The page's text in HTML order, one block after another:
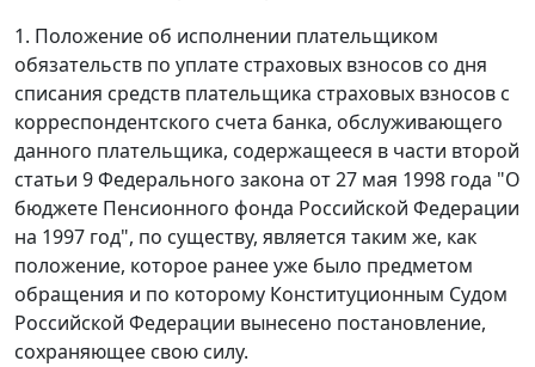
1. Положение об исполнении плательщиком
обязательств по уплате страховых взносов со дня
списания средств плательщика страховых взносов с
корреспондентского счета банка, обслуживающего
данного плательщика, содержащееся в части второй
статьи 9Федерального закона от 27 мая 1998 года "О
бюджете Пенсионного фонда Российской Федерации
на 1997 год", по существу, является таким же, как
положение, которое ранее уже было предметом
обращения и по которому Конституционным Судом
Российской Федерации вынесено постановление,
сохраняющее свою силу.